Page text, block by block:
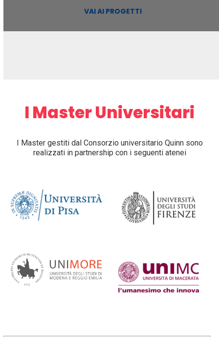
VAI AI PROGETTI
I Master Universitari
I Master gestiti dal Consorzio universitario Quinn sono
realizzati in partnership con i seguenti atenei